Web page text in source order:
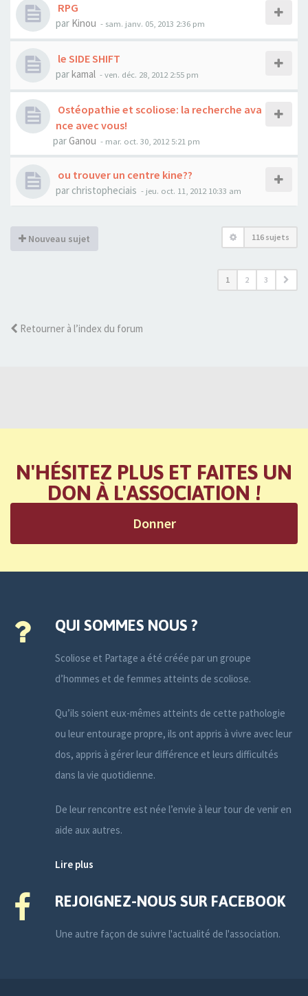
RPG
par Kinou - sam. janv. 05, 2013 2:36 pm
le SIDE SHIFT
parkamal - ven. déc. 28, 2012 2:55 pm
Ostéopathie et scoliose: la recherche ava
nce avec vous!
parGanou - mar. oct. 30, 2012 5:21 pm
ou trouver un centre kine??
par christopheciais - jeu. oct. 11, 2012 10:33 am
Nouveau sujet 116 sujets
1 2 3
Retourner à l’index du forum
N'HÉSITEZ PLUS ET FAITES UN
DON À L'ASSOCIATION !
Donner
QUI SOMMES NOUS ?
Scoliose et Partage a été créée par un groupe
d’hommes et de femmes atteints de scoliose.
Qu’ils soient eux-mêmes atteints de cette pathologie
ou leur entourage propre, ils ont appris à vivre avec leur
dos, appris à gérer leur différence et leurs difficultés
dans la vie quotidienne.
De leur rencontre est née l’envie à leur tour de venir en
aide aux autres.
Lire plus
REJOIGNEZ-NOUS SUR FACEBOOK
Une autre façon de suivre l'actualité de l'association.